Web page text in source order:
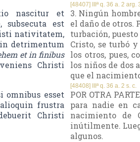
nascitur et
est
nativitatem,
detrimentum
et in finibus
Christi
[48407] IIIª q. 36 a. 2 arg.
3. Ningún
el daño de otros.
turbación,
Cristo, se turbó
los otros, pues,
los niños de dos
que el
esset
frustra
Christi
[48408] IIIª q. 36 a. 2 s. c.
POR OTRA
para nadie en
nacimiento de
inútilmente.
algunos.